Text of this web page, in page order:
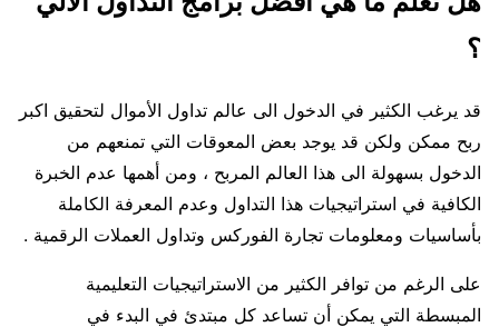
؟
قد يرغب الكثير في الدخول الى عالم تداول الأموال لتحقيق اكبر
ربح ممكن ولكن قد يوجد بعض المعوقات التي تمنعهم من
الدخول بسهولة الى هذا العالم المربح ، ومن أهمها عدم الخبرة
الكافية في استراتيجيات هذا التداول وعدم المعرفة الكاملة
بأساسيات ومعلومات تجارة الفوركس وتداول العملات الرقمية .
على الرغم من توافر الكثير من الاستراتيجيات التعليمية
المبسطة التي يمكن أن تساعد كل مبتدئ في البدء في